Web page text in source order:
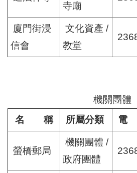
寺廟
廈門街浸
信會
文化資產 /
教堂
名 稱 所屬分類
機關團體
螢橋郵局
機關團體 /
政府團體